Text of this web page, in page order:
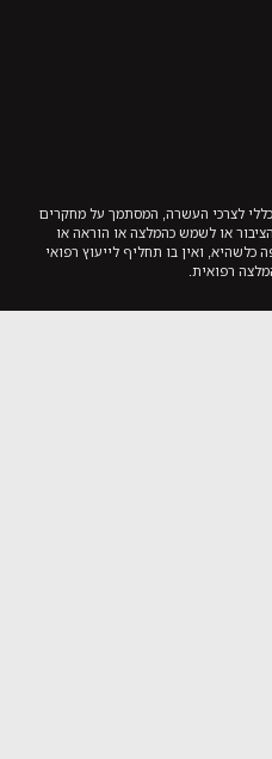
לצרכי העשרה, המסתמך על מחקרים
או לשמש כהמלצה או הוראה או
כלשהיא, ואין בו תחליף לייעוץ רפואי
רפואית.